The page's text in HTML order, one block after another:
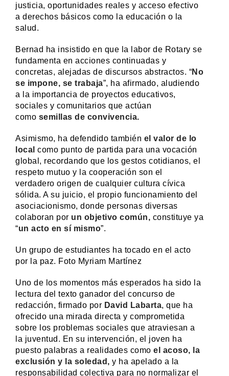
justicia, oportunidades reales y acceso efectivo
a derechos básicos como la educación o la
salud.
Bernad ha insistido en que la labor de Rotary se
fundamenta en acciones continuadas y
concretas, alejadas de discursos abstractos. “No
se impone, se trabaja”, ha afirmado, aludiendo
a la importancia de proyectos educativos,
sociales y comunitarios que actúan
como semillas de convivencia.
Asimismo, ha defendido también el valor de lo
local como punto de partida para una vocación
global, recordando que los gestos cotidianos, el
respeto mutuo y la cooperación son el
verdadero origen de cualquier cultura cívica
sólida. A su juicio, el propio funcionamiento del
asociacionismo, donde personas diversas
colaboran por un objetivo común, constituye ya
“un acto en sí mismo”.
Un grupo de estudiantes ha tocado en el acto
por la paz. Foto Myriam Martínez
Uno de los momentos más esperados ha sido la
lectura del texto ganador del concurso de
redacción, firmado por David Labarta, que ha
ofrecido una mirada directa y comprometida
sobre los problemas sociales que atraviesan a
la juventud. En su intervención, el joven ha
puesto palabras a realidades como el acoso, la
exclusión y la soledad, y ha apelado a la
responsabilidad colectiva para no normalizar el